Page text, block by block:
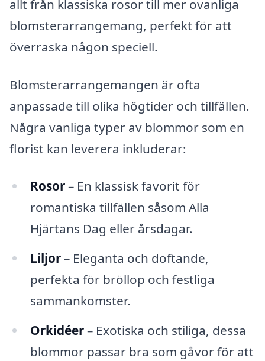
allt från klassiska rosor till mer ovanliga
blomsterarrangemang, perfekt för att
överraska någon speciell.
Blomsterarrangemangen är ofta
anpassade till olika högtider och tillfällen.
Några vanliga typer av blommor som en
florist kan leverera inkluderar:
Rosor– En klassisk favorit för
romantiska tillfällen såsom Alla
Hjärtans Dag eller årsdagar.
Liljor– Eleganta och doftande,
perfekta för bröllop och festliga
sammankomster.
Orkidéer– Exotiska och stiliga, dessa
blommor passar bra som gåvor för att